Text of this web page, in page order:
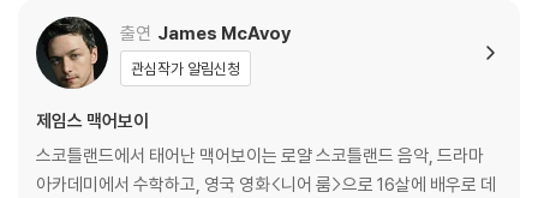
2) 사양 오인지, 오 구매, 변심 사유로의 반품은 제품 개봉 전에만 운임비
부담 후 처리 가능합니다.
3) 스틸북 한정판, 초회 한정판의 경우 제작 수량이 한정되어 있고, 택배
택을 부탁드립니다.
4) 한정판 상품의 변심, 오구매로 인한 반품은 회송된 상품의 상태 확인 후
진행이 가능합니다. 택배 이동 중 파손이 발생하지 않도록 완충 포장을 부
출연 James McAvoy
관심작가 알림신청
제임스 맥어보이
스코틀랜드에서 태어난 맥어보이는 로얄 스코틀랜드 음악, 드라마
아카데미에서 수학하고, 영국 영화<니어 룸>으로 16살에 배우로 데